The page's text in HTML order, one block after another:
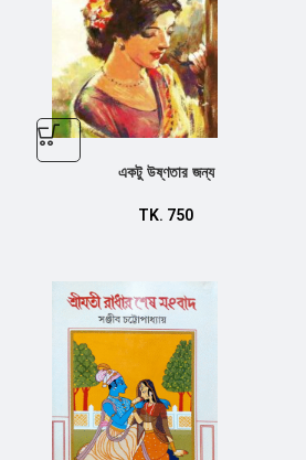
একটু উষ্ণতার জন্য
TK. 750